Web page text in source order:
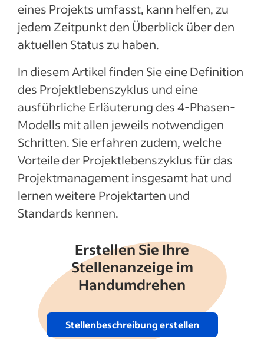
Mehr anzeigen
eines Projekts umfasst, kann helfen, zu
jedem Zeitpunkt den Überblick über den
aktuellen Status zu haben.
In diesem Artikel finden Sie eine Definition
des Projektlebenszyklus und eine
ausführliche Erläuterung des 4-Phasen-
Modells mit allen jeweils notwendigen
Schritten. Sie erfahren zudem, welche
Vorteile der Projektlebenszyklus für das
Projektmanagement insgesamt hat und
lernen weitere Projektarten und
Standards kennen.
Erstellen Sie Ihre
Stellenanzeige im
Handumdrehen
Stellenbeschreibung erstellen